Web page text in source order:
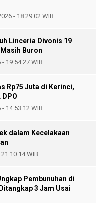
- 18:29:02 WIB
Linceria Divonis 19
Buron
19:54:27 WIB
Rp75 Juta di Kerinci,
14:53:12 WIB
dalam Kecelakaan
WIB
Pembunuhan di
3 Jam Usai